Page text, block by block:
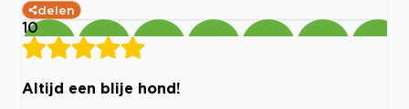
delen
10
Altijd een blije hond!